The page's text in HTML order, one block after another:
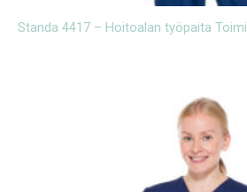
Standa 4417 – Hoitoalan työpaita Toimi